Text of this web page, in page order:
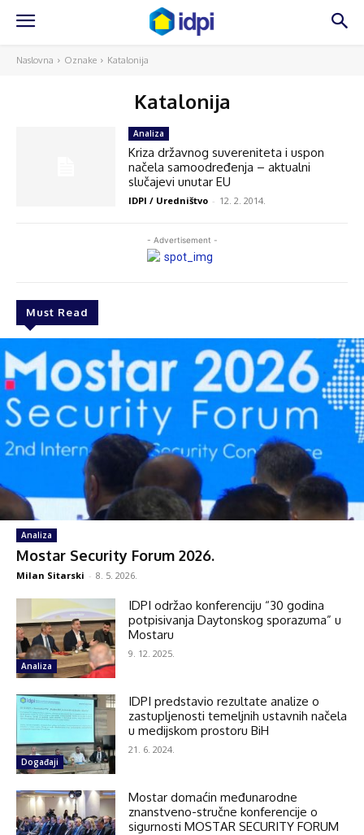
Naslovna Oznake Katalonija
Katalonija
- Advertisement -
Must Read
Analiza
Mostar Security Forum 2026.
Milan Sitarski - 8. 5. 2026.
Analiza
IDPI održao konferenciju “30 godina
potpisivanja Daytonskog sporazuma” u
Mostaru
9. 12. 2025.
Događaji
IDPI predstavio rezultate analize o
zastupljenosti temeljnih ustavnih načela
u medijskom prostoru BiH
21. 6. 2024.
Mostar domaćin međunarodne
znanstveno-stručne konferencije o
sigurnosti MOSTAR SECURITY FORUM
Analiza
Kriza državnog suvereniteta i uspon
načela samoodređenja – aktualni
slučajevi unutar EU
IDPI / Uredništvo - 12. 2. 2014.